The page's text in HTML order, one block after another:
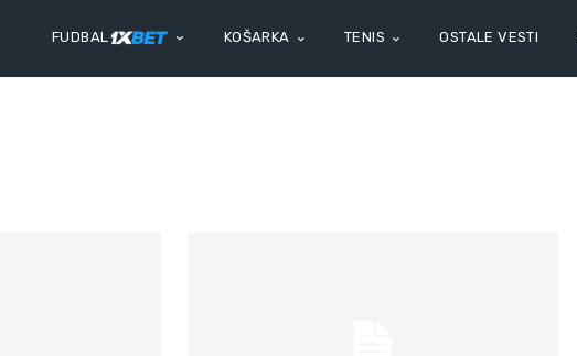
FUDBAL KOŠARKA TENIS OSTALE VESTI